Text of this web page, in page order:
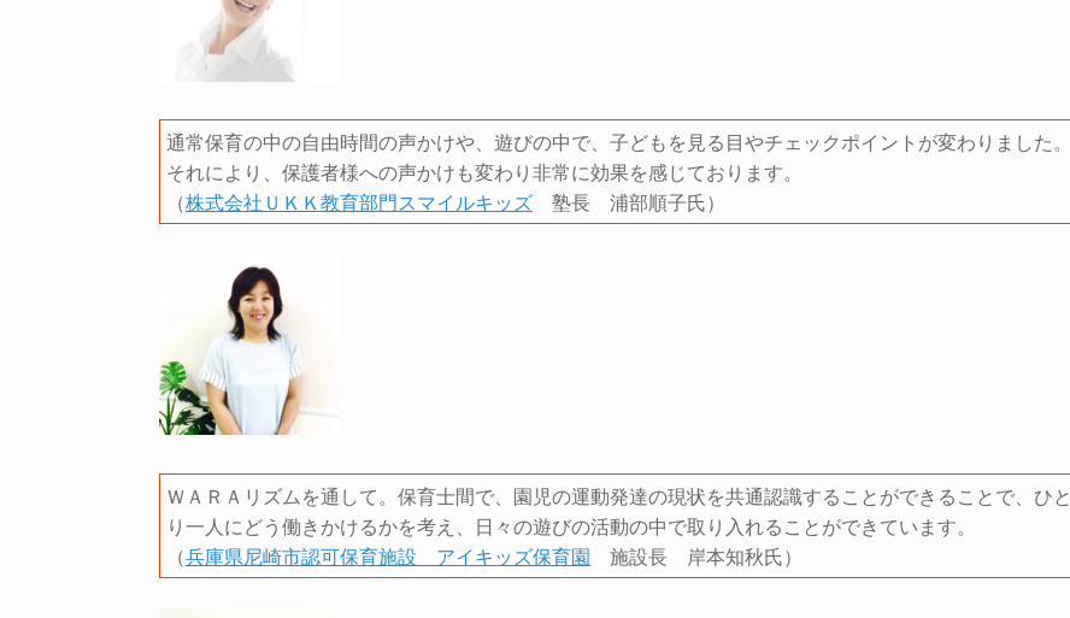
通常保育の中の自由時間の声かけや、遊びの中で、子どもを見る目やチェックポイントが変わりました。
それにより、保護者様への声かけも変わり非常に効果を感じております。
（株式会社ＵＫＫ教育部門スマイルキッズ 塾長 浦部順子氏）
ＷＡＲＡリズムを通して。保育士間で、園児の運動発達の現状を共通認識することができることで、ひと
り一人にどう働きかけるかを考え、日々の遊びの活動の中で取り入れることができています。
（兵庫県尼崎市認可保育施設 アイキッズ保育園 施設長 岸本知秋氏）